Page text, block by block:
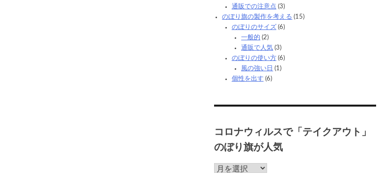
通販での注意点 (3)
のぼり旗の製作を考える (15)
のぼりのサイズ (6)
一般的 (2)
通販で人気 (3)
のぼりの使い方(6)
風の強い日 (1)
個性を出す (6)
コロナウィルスで「テイクアウト」
のぼり旗が人気
コ